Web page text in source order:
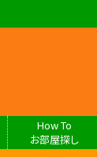
How To
お部屋探し